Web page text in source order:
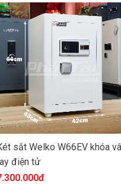
tránh tiếp xúc trực tiếp
và chống cắt chốt an
các chốt an toàn dạng ø
2 bản lề to bản ( bản lề
mã khóa dạng điện tử đổi
với bộ khóa chìa dạng 4
đúng quy trình được
cư, các văn phòng nhỏ,
sắt Welko W66EV khóa
điện tử